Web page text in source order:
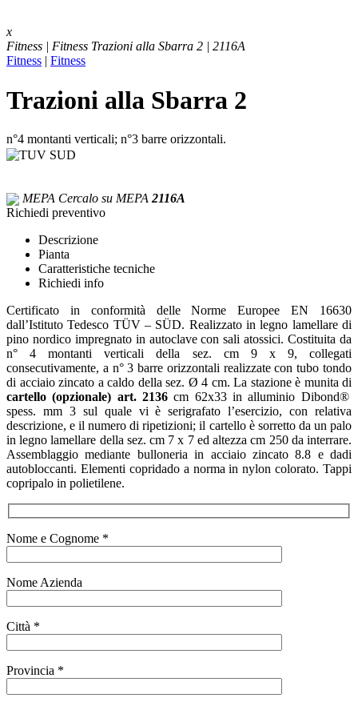
x
Fitness | Fitness Trazioni alla Sbarra 2 | 2116A
Fitness | Fitness
Trazioni alla Sbarra 2
n°4 montanti verticali; n°3 barre orizzontali.
MEPA Cercalo su MEPA 2116A
Richiedi preventivo
Descrizione
Pianta
Caratteristiche tecniche
Richiedi info
Certificato in conformità delle Norme Europee EN 16630
dall’Istituto Tedesco TÜV – SÜD. Realizzato in legno lamellare di
pino nordico impregnato in autoclave con sali atossici. Costituita da
n° 4 montanti verticali della sez. cm 9 x 9, collegati
consecutivamente, a n° 3 barre orizzontali realizzate con tubo tondo
di acciaio zincato a caldo della sez. Ø 4 cm. La stazione è munita di
cartello (opzionale) art. 2136cm 62x33 in alluminio Dibond®
spess. mm 3 sul quale vi è serigrafato l’esercizio, con relativa
descrizione, e il numero di ripetizioni; il cartello è sorretto da un palo
in legno lamellare della sez. cm 7 x 7 ed altezza cm 250 da interrare.
Assemblaggio mediante bulloneria in acciaio zincato 8.8 e dadi
autobloccanti. Elementi copridado a norma in nylon colorato. Tappi
copripalo in polietilene.
Nome e Cognome *
Nome Azienda
Città *
Provincia *